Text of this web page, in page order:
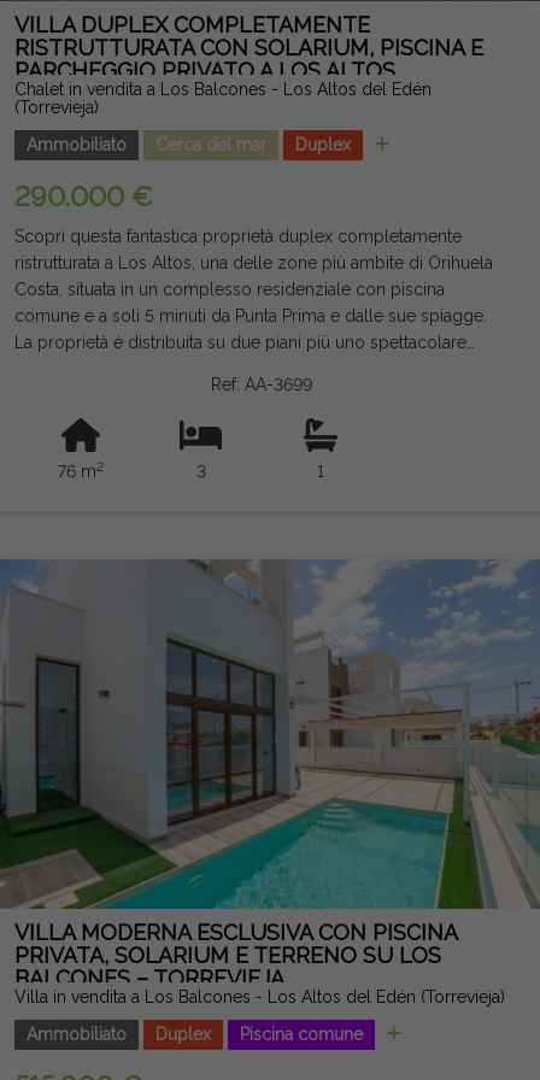
minuti in auto dalle migliori spiagge della Costa Blanca. Una
casa moderna, pronta a entrare in casa e con grande
potenziale per essere utilizzata come residenza abituale,
seconda casa o investimento. Nota legale: Tasse e costi non
dal punto di vista legale, e possono contenere errori.
VILLA DUPLEX COMPLETAMENTE
RISTRUTTURATA CON SOLARIUM, PISCINA E
PARCHEGGIO PRIVATO A LOS ALTOS
Chalet in vendita a Los Balcones - Los Altos del Edén
(Torrevieja)
Ammobiliato
Cerca del mar Duplex
290.000 €
Scopri questa fantastica proprietà duplex completamente
ristrutturata a Los Altos, una delle zone più ambite di Orihuela
Costa, situata in un complesso residenziale con piscina
comune e a soli 5 minuti da Punta Prima e dalle sue spiagge.
La proprietà è distribuita su due piani più uno spettacolare
piano terra si trova una grande terrazza anteriore, un portico,
un luminoso soggiorno-pranzo, una cucina attrezzata (senza
lavatrice), una grande dispensa, una camera doppia con
armadio incorporato, bagno con doccia e deposito. Al piano
armadi in tutte le camere da letto, accesso diretto dalla strada
e parcheggio all'interno del terreno privato. La sua eccellente
posizione permette di godersi supermercati, ristoranti, caffè,
centri commerciali e tutti i servizi a pochi minuti di distanza,
rendendolo un'opzione ideale sia per la vita tutto l'anno sia per
vacanze o investimenti. Un'opportunità magnifica per godersi
lo stile di vita mediterraneo in una casa pronta a trasferirsi. Nota
legale: Tasse e costi non inclusi. Le informazioni fornite sono
indicative e non vincolanti dal punto di vista legale, e possono
contenere errori.
Ref: AA-3699
76 m2 3 1
VILLA MODERNA ESCLUSIVA CON PISCINA
PRIVATA, SOLARIUM E TERRENO SU LOS
BALCONES – TORREVIEJA
Villa in vendita a Los Balcones - Los Altos del Edén (Torrevieja)
Ammobiliato
Duplex Piscina comune